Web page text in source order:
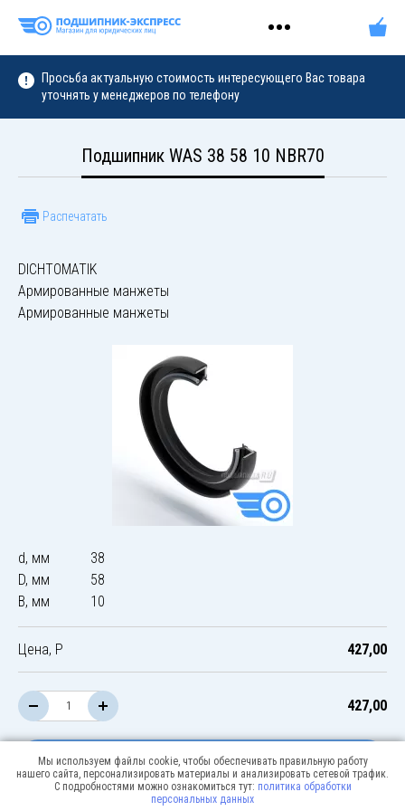
Просьба актуальную стоимость интересующего Вас товара
уточнять у менеджеров по телефону
Подшипник WAS 38 58 10 NBR70
Распечатать
DICHTOMATIK
Армированные манжеты
Армированные манжеты
d, мм
38
D, мм
58
B, мм
10
Цена, Р 427,00
427,00
В корзину
Мы используем файлы cookie, чтобы обеспечивать правильную работу
нашего сайта, персонализировать материалы и анализировать сетевой трафик.
С подробностями можно ознакомиться тут: политика обработки
персональных данных